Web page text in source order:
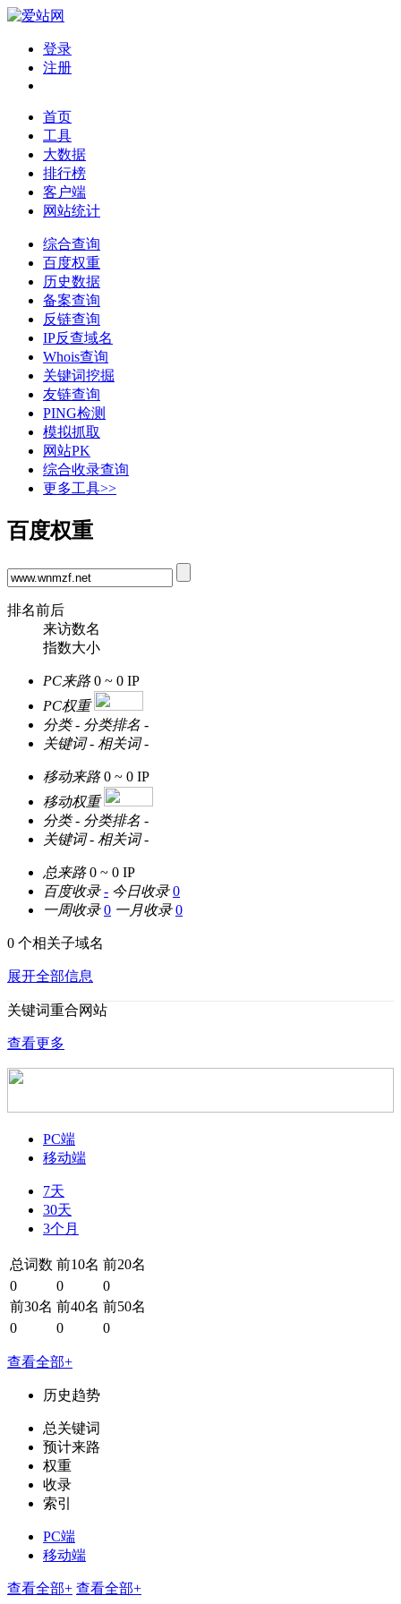
登录
注册
首页
工具
大数据
排行榜
客户端
网站统计
综合查询
百度权重
历史数据
备案查询
反链查询
IP反查域名
Whois查询
关键词挖掘
友链查询
PING检测
模拟抓取
网站PK
综合收录查询
更多工具>>
百度权重
排名前后
来访数名
指数大小
PC来路 0 ~ 0 IP
PC权重
分类 - 分类排名 -
关键词 - 相关词 -
移动来路 0 ~ 0 IP
移动权重
分类 - 分类排名 -
关键词 - 相关词 -
总来路 0 ~ 0 IP
百度收录 - 今日收录 0
一周收录 0 一月收录 0
0 个相关子域名
展开全部信息
关键词重合网站
查看更多
PC端
移动端
7天
30天
3个月
总词数 前10名 前20名
0
0
0
前30名 前40名 前50名
0
0 0
查看全部+
历史趋势
总关键词
预计来路
权重
收录
索引
PC端
移动端
查看全部+ 查看全部+